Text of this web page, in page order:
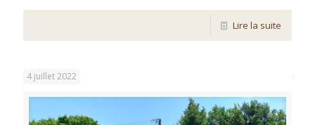
Lire la suite
4 juillet 2022